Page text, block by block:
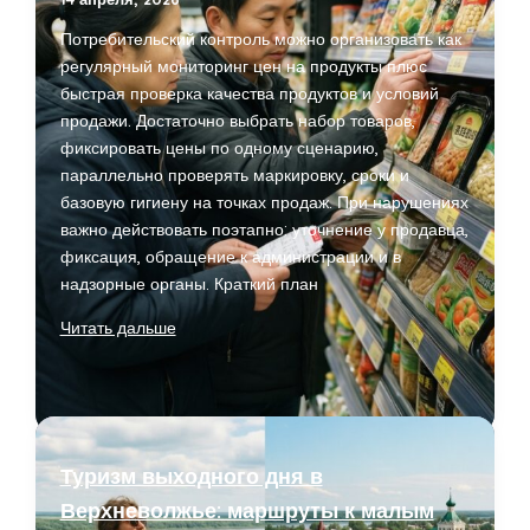
Потребительский контроль можно организовать как
регулярный мониторинг цен на продукты плюс
быстрая проверка качества продуктов и условий
продажи. Достаточно выбрать набор товаров,
фиксировать цены по одному сценарию,
параллельно проверять маркировку, сроки и
базовую гигиену на точках продаж. При нарушениях
важно действовать поэтапно: уточнение у продавца,
фиксация, обращение к администрации и в
надзорные органы. Краткий план
Потребительский
качества
продуктов
на
Читать дальше
Туризм выходного дня в
Верхневолжье: маршруты к малым